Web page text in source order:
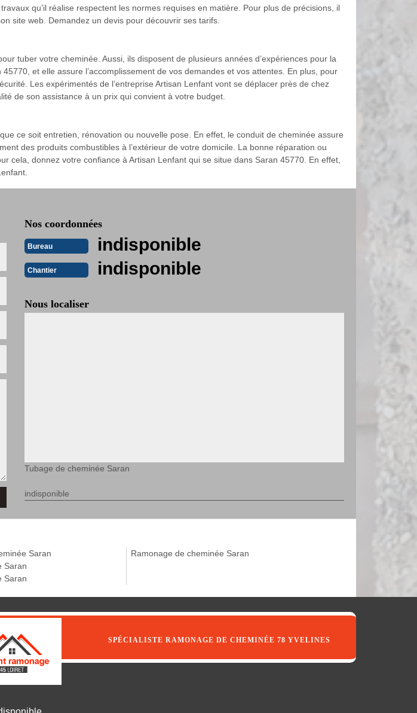
qu’il réalise respectent les normes requises en matière. Pour plus de précisions, il
site web. Demandez un devis pour découvrir ses tarifs.
tuber votre cheminée. Aussi, ils disposent de plusieurs années d’expériences pour la
et elle assure l’accomplissement de vos demandes et vos attentes. En plus, pour
Les expérimentés de l’entreprise Artisan Lenfant vont se déplacer près de chez
de son assistance à un prix qui convient à votre budget.
ce soit entretien, rénovation ou nouvelle pose. En effet, le conduit de cheminée assure
des produits combustibles à l’extérieur de votre domicile. La bonne réparation ou
cela, donnez votre confiance à Artisan Lenfant qui se situe dans Saran 45770. En effet,
Nos coordonnées
Bureau indisponible
Chantier indisponible
Nous localiser
Tubage de cheminée Saran
indisponible
Saran
Saran
Saran
Ramonage de cheminée Saran
SPÉCIALISTE RAMONAGE DE CHEMINÉE 78 YVELINES